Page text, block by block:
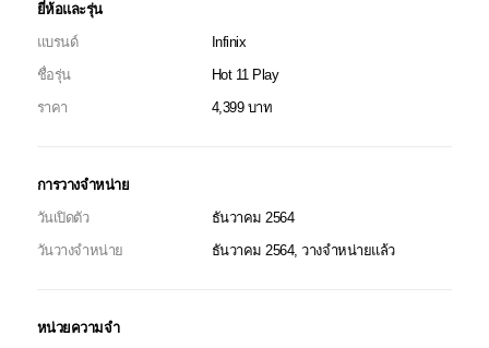
ยี่ห้อและรุ่น
แบรนด์
Infinix
ชื่อรุ่น
Hot 11 Play
ราคา
4,399 บาท
การวางจำหน่าย
วันเปิดตัว
ธันวาคม 2564
วันวางจำหน่าย
ธันวาคม 2564, วางจำหน่ายแล้ว
หน่วยความจำ